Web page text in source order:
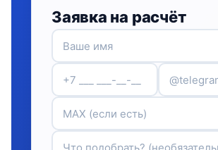
Заявка на расчёт